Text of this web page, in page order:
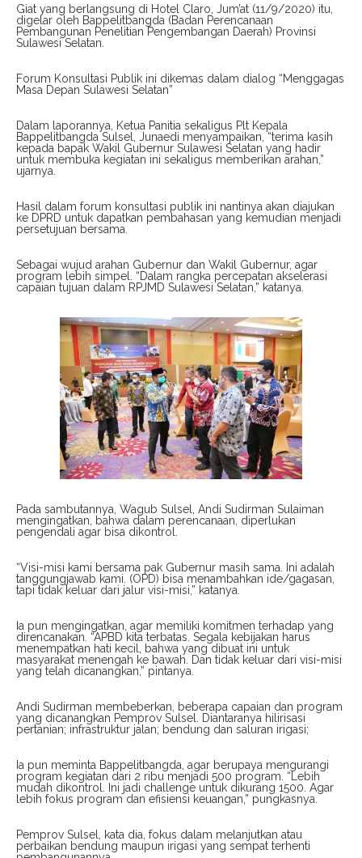
Giat yang berlangsung di Hotel Claro, Jum’at (11/9/2020) itu,
digelar oleh Bappelitbangda (Badan Perencanaan
Pembangunan Penelitian Pengembangan Daerah) Provinsi
Sulawesi Selatan.
Forum Konsultasi Publik ini dikemas dalam dialog “Menggagas
Masa Depan Sulawesi Selatan”
Dalam laporannya, Ketua Panitia sekaligus Plt Kepala
Bappelitbangda Sulsel, Junaedi menyampaikan, “terima kasih
kepada bapak Wakil Gubernur Sulawesi Selatan yang hadir
untuk membuka kegiatan ini sekaligus memberikan arahan,”
ujarnya.
Hasil dalam forum konsultasi publik ini nantinya akan diajukan
ke DPRD untuk dapatkan pembahasan yang kemudian menjadi
persetujuan bersama.
Sebagai wujud arahan Gubernur dan Wakil Gubernur, agar
program lebih simpel. “Dalam rangka percepatan akselerasi
capaian tujuan dalam RPJMD Sulawesi Selatan,” katanya.
Pada sambutannya, Wagub Sulsel, Andi Sudirman Sulaiman
mengingatkan, bahwa dalam perencanaan, diperlukan
pengendali agar bisa dikontrol.
“Visi-misi kami bersama pak Gubernur masih sama. Ini adalah
tanggungjawab kami. (OPD) bisa menambahkan ide/gagasan,
tapi tidak keluar dari jalur visi-misi,” katanya.
Ia pun mengingatkan, agar memiliki komitmen terhadap yang
direncanakan. “APBD kita terbatas. Segala kebijakan harus
menempatkan hati kecil, bahwa yang dibuat ini untuk
masyarakat menengah ke bawah. Dan tidak keluar dari visi-misi
yang telah dicanangkan,” pintanya.
Andi Sudirman membeberkan, beberapa capaian dan program
yang dicanangkan Pemprov Sulsel. Diantaranya hilirisasi
pertanian; infrastruktur jalan; bendung dan saluran irigasi;
Ia pun meminta Bappelitbangda, agar berupaya mengurangi
program kegiatan dari 2 ribu menjadi 500 program. “Lebih
mudah dikontrol. Ini jadi challenge untuk dikurang 1500. Agar
lebih fokus program dan efisiensi keuangan,” pungkasnya.
Pemprov Sulsel, kata dia, fokus dalam melanjutkan atau
perbaikan bendung maupun irigasi yang sempat terhenti